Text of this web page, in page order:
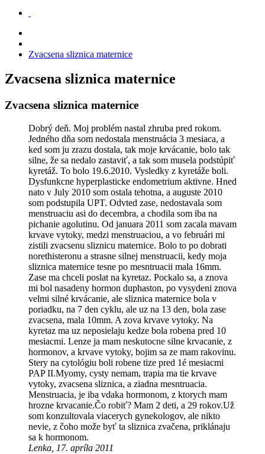
Zvacsena sliznica maternice
Zvacsena sliznica maternice
Zvacsena sliznica maternice
Dobrý deň. Moj problém nastal zhruba pred rokom.
Jedného dňa som nedostala menstruácia 3 mesiaca, a
ked som ju zrazu dostala, tak moje krvácanie, bolo tak
silne, že sa nedalo zastaviť, a tak som musela podstúpiť
kyretáž. To bolo 19.6.2010. Vysledky z kyretáže boli.
Dysfunkcne hyperplasticke endometrium aktivne. Hned
nato v July 2010 som ostala tehotna, a auguste 2010
som podstupila UPT. Odvted zase, nedostavala som
menstruaciu asi do decembra, a chodila som iba na
pichanie agolutinu. Od januara 2011 som zacala mavam
krvave vytoky, medzi menstruaciou, a vo februári mi
zistili zvacsenu sliznicu maternice. Bolo to po dobrati
norethisteronu a strasne silnej menstruacii, kedy moja
sliznica maternice tesne po mesntruacii mala 16mm.
Zase ma chceli poslat na kyretaz. Pockalo sa, a znova
mi bol nasadeny hormon duphaston, po vysydeni znova
velmi silné krvácanie, ale sliznica maternice bola v
poriadku, na 7 den cyklu, ale uz na 13 den, bola zase
zvacsena, mala 10mm. A zova krvave vytoky. Na
kyretaz ma uz neposielaju kedze bola robena pred 10
mesiacmi. Lenze ja mam neskutocne silne krvacanie, z
hormonov, a krvave vytoky, bojim sa ze mam rakovinu.
Stery na cytológiu boli robene tize pred 1é mesiacmi
PAP II.Myomy, cysty nemam, trapia ma tie krvave
vytoky, zvacsena sliznica, a ziadna mesntruacia.
Menstruacia, je iba vdaka hormonom, z ktorych mam
hrozne krvacanie.Čo robiť? Mam 2 deti, a 29 rokov.Už
som konzultovala viacerych gynekologov, ale nikto
nevie, z čoho može byť ta sliznica zvačena, priklánaju
sa k hormonom.
Lenka, 17. apríla 2011